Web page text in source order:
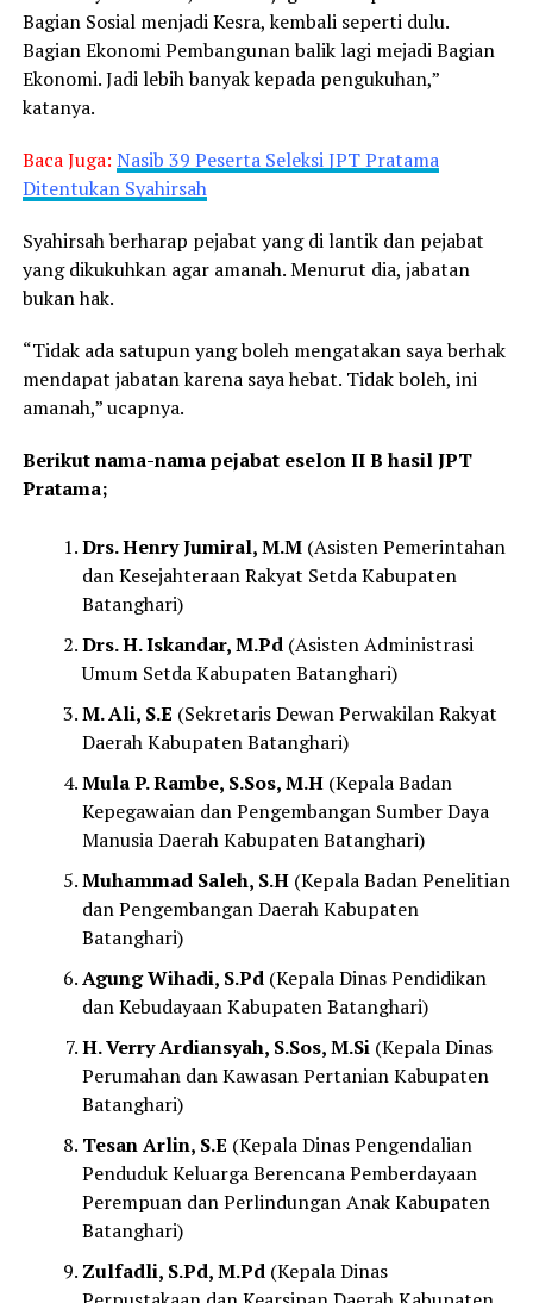
Bagian Sosial menjadi Kesra, kembali seperti dulu.
Bagian Ekonomi Pembangunan balik lagi mejadi Bagian
Ekonomi. Jadi lebih banyak kepada pengukuhan,”
katanya.
Baca Juga: Nasib 39 Peserta Seleksi JPT Pratama
Ditentukan Syahirsah
Syahirsah berharap pejabat yang di lantik dan pejabat
yang dikukuhkan agar amanah. Menurut dia, jabatan
bukan hak.
“Tidak ada satupun yang boleh mengatakan saya berhak
mendapat jabatan karena saya hebat. Tidak boleh, ini
amanah,” ucapnya.
Berikut nama-nama pejabat eselon II B hasil JPT
Pratama;
Drs. Henry Jumiral, M.M(Asisten Pemerintahan
dan Kesejahteraan Rakyat Setda Kabupaten
Batanghari)
Drs. H. Iskandar, M.Pd(Asisten Administrasi
Umum Setda Kabupaten Batanghari)
M. Ali, S.E (Sekretaris Dewan Perwakilan Rakyat
Daerah Kabupaten Batanghari)
Mula P. Rambe, S.Sos, M.H(Kepala Badan
Kepegawaian dan Pengembangan Sumber Daya
Manusia Daerah Kabupaten Batanghari)
Muhammad Saleh, S.H(Kepala Badan Penelitian
dan Pengembangan Daerah Kabupaten
Batanghari)
Agung Wihadi, S.Pd(Kepala Dinas Pendidikan
dan Kebudayaan Kabupaten Batanghari)
H. Verry Ardiansyah, S.Sos, M.Si(Kepala Dinas
Perumahan dan Kawasan Pertanian Kabupaten
Batanghari)
Tesan Arlin, S.E (Kepala Dinas Pengendalian
Penduduk Keluarga Berencana Pemberdayaan
Perempuan dan Perlindungan Anak Kabupaten
Batanghari)
Zulfadli, S.Pd, M.Pd(Kepala Dinas